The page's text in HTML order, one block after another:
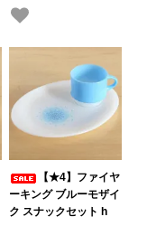
【★4】ファイヤ
ーキング ブルーモザイ
ク スナックセット h